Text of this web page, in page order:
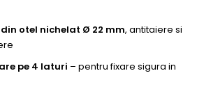
otel nichelat Ø 22 mm, antitaiere si
pe 4 laturi – pentru fixare sigura in